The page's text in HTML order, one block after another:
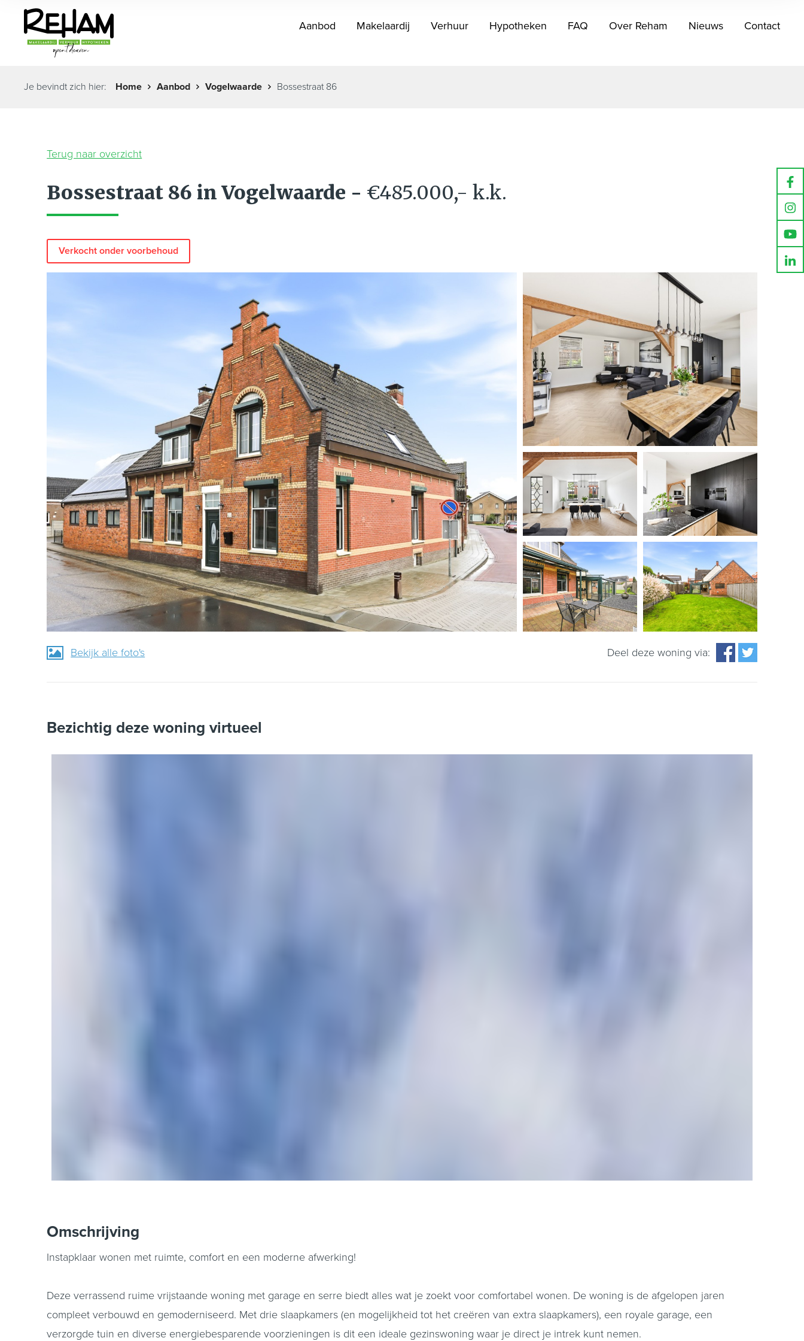
Aanbod Makelaardij Verhuur Hypotheken FAQ Over Reham Nieuws Contact
Je bevindt zich hier: Home Aanbod Vogelwaarde Bossestraat 86
Terug naar overzicht
Bossestraat 86 in Vogelwaarde - €485.000,- k.k.
Verkocht onder voorbehoud
Bekijk alle foto's Deel deze woning via:
Bezichtig deze woning virtueel
Omschrijving
Instapklaar wonen met ruimte, comfort en een moderne afwerking!
Deze verrassend ruime vrijstaande woning met garage en serre biedt alles wat je zoekt voor comfortabel wonen. De woning is de afgelopen jaren
compleet verbouwd en gemoderniseerd. Met drie slaapkamers (en mogelijkheid tot het creëren van extra slaapkamers), een royale garage, een
verzorgde tuin en diverse energiebesparende voorzieningen is dit een ideale gezinswoning waar je direct je intrek kunt nemen.